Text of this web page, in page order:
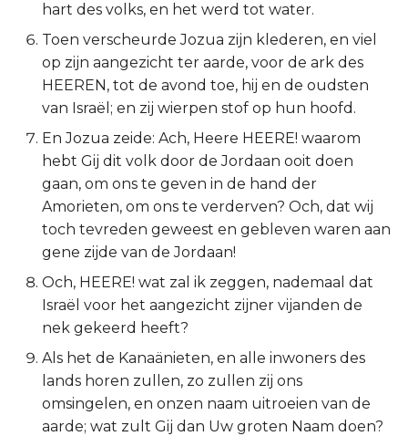
2 Timótheüs
Titus
Filémon
Hebreeën
Jakobus
1 Petrus
2 Petrus
1 Johannes
2 Johannes
3 Johannes
hart des volks, en het werd tot water.
Toen verscheurde Jozua zijn klederen, en viel
op zijn aangezicht ter aarde, voor de ark des
HEEREN, tot de avond toe, hij en de oudsten
van Israël; en zij wierpen stof op hun hoofd.
En Jozua zeide: Ach, Heere HEERE! waarom
hebt Gij dit volk door de Jordaan ooit doen
gaan, om ons te geven in de hand der
Amorieten, om ons te verderven? Och, dat wij
toch tevreden geweest en gebleven waren aan
gene zijde van de Jordaan!
Och, HEERE! wat zal ik zeggen, nademaal dat
Israël voor het aangezicht zijner vijanden de
nek gekeerd heeft?
Als het de Kanaänieten, en alle inwoners des
lands horen zullen, zo zullen zij ons
omsingelen, en onzen naam uitroeien van de
aarde; wat zult Gij dan Uw groten Naam doen?